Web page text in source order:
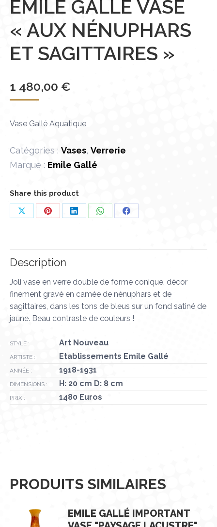
EMILE GALLÉ VASE
« AUX NÉNUPHARS
ET SAGITTAIRES »
1 480,00 €
Vase Gallé Aquatique
Catégories : Vases, Verrerie
Marque : Emile Gallé
Share this product
PartagerPartagerPartagerPartagerPartager
Description
Joli vase en verre double de forme conique, décor
finement gravé en camée de nénuphars et de
sagittaires, dans les tons de bleus sur un fond satiné de
jaune. Beau contraste de couleurs !
STYLE : Art Nouveau
ARTISTE : Etablissements Emile Gallé
ANNÉE : 1918-1931
DIMENSIONS : H: 20 cm D: 8 cm
PRIX : 1480 Euros
PRODUITS SIMILAIRES
EMILE GALLÉ IMPORTANT